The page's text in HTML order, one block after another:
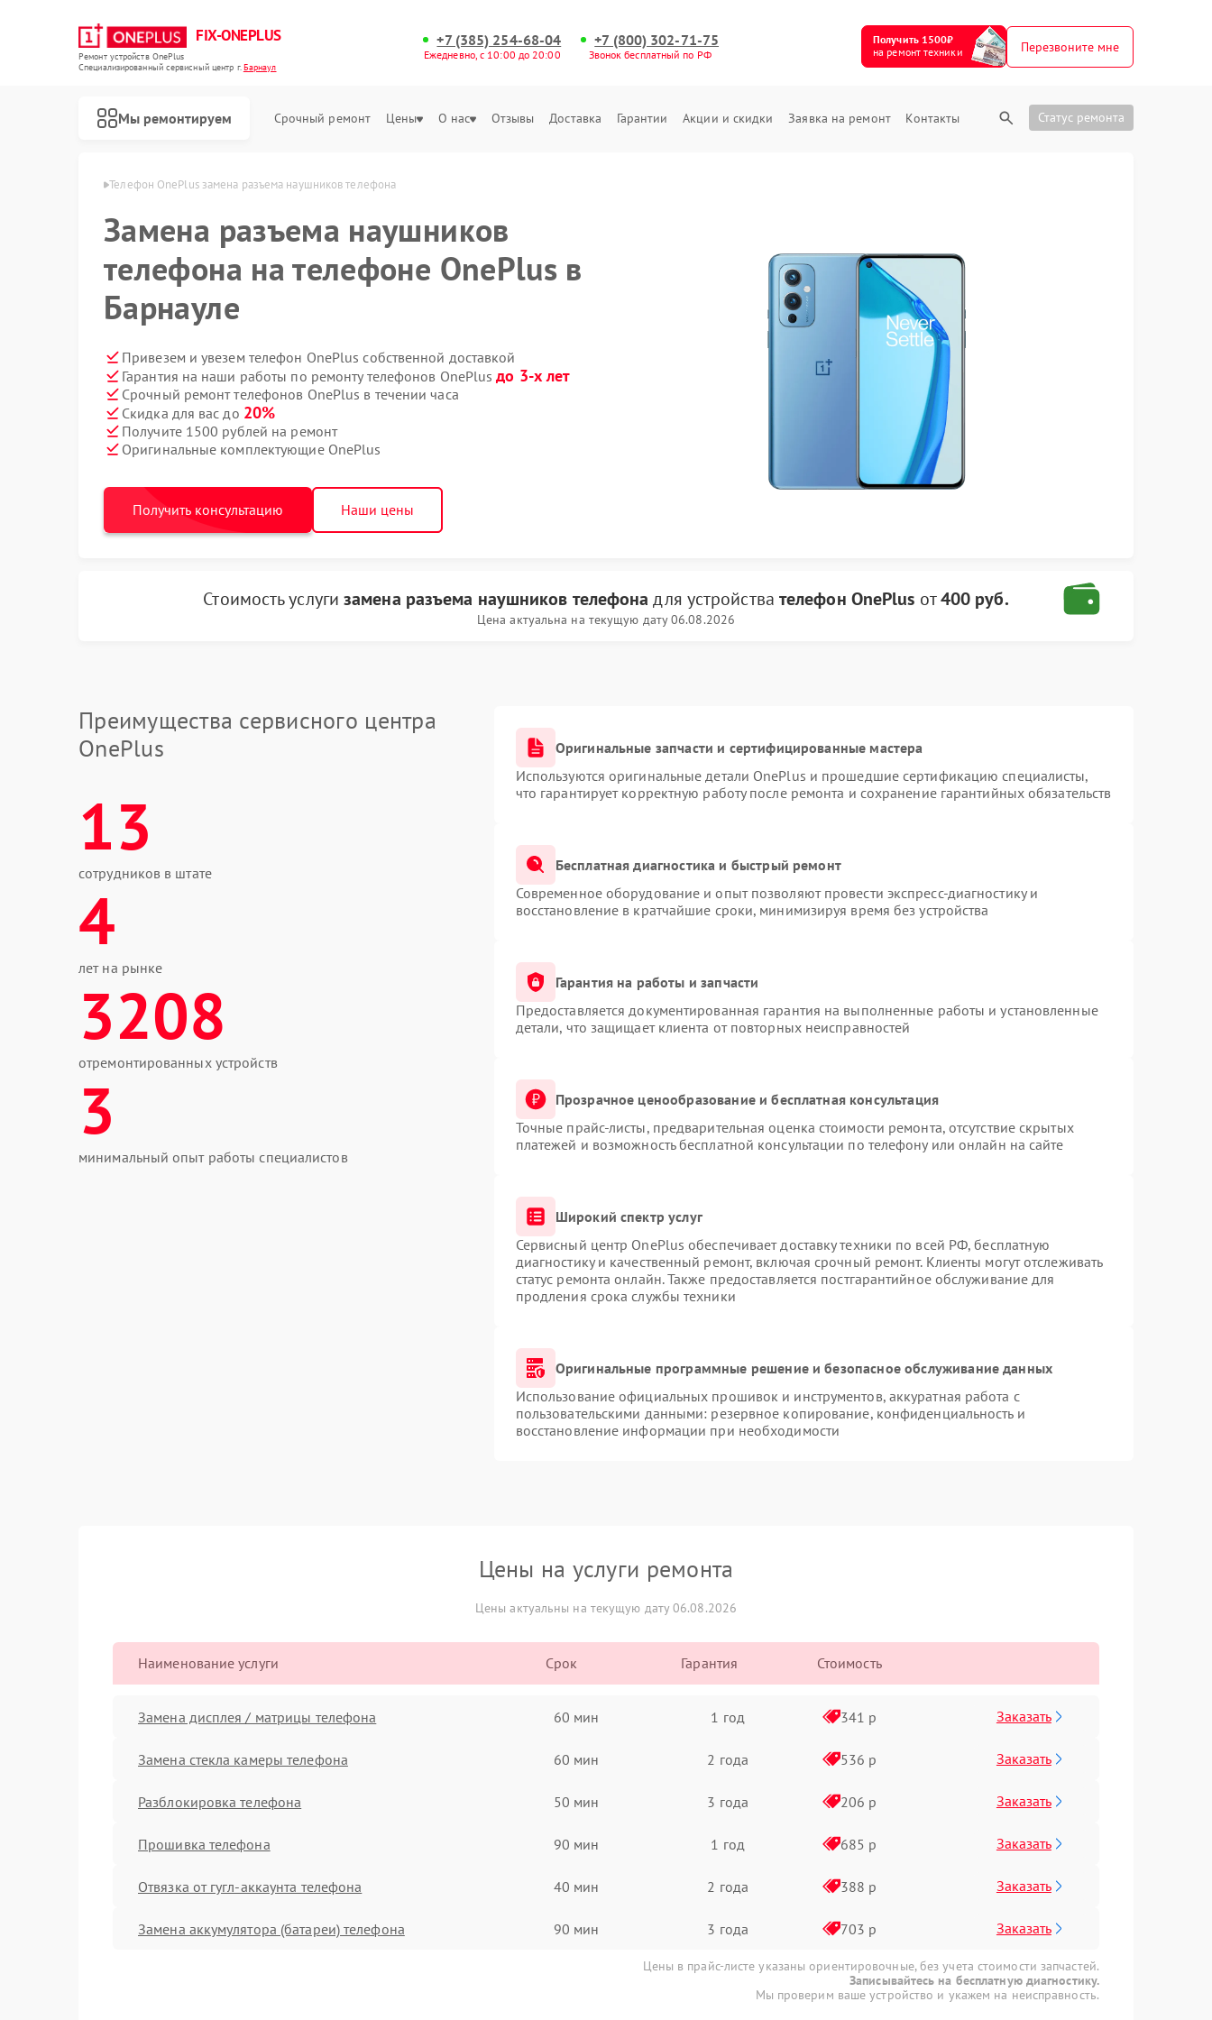
FIX-ONEPLUS
Ремонт устройств OnePlus
Специализированный cервисный центр г.Барнаул
+7 (385) 254-68-04
Ежедневно, с 10:00 до 20:00
+7 (800) 302-71-75
Звонок бесплатный по РФ
Получить 1500₽
на ремонт техники
Перезвоните мне
Мы ремонтируем Срочный ремонт Цены О нас Отзывы Доставка Гарантии Акции и скидки Заявка на ремонт Контакты Статус ремонта
в Барнауле Телефон OnePlus замена разъема наушников телефона
Замена разъема наушников
телефона на телефоне OnePlus в
Барнауле
Привезем и увезем телефон OnePlus собственной доставкой
Гарантия на наши работы по ремонту телефонов OnePlusдо 3-х лет
Срочный ремонт телефонов OnePlus в течении часа
Скидка для вас до 20%
Получите 1500 рублей на ремонт
Оригинальные комплектующие OnePlus
Получить консультацию Наши цены
Стоимость услугизамена разъема наушников телефона для устройства телефон OnePlus от400 руб.
Цена актуальна на текущую дату 06.08.2026
Преимущества сервисного центра
OnePlus
13
сотрудников в штате
4
лет на рынке
3208
отремонтированных устройств
3
минимальный опыт работы специалистов
Оригинальные запчасти и сертифицированные мастера
Используются оригинальные детали OnePlus и прошедшие сертификацию специалисты,
что гарантирует корректную работу после ремонта и сохранение гарантийных обязательств
Бесплатная диагностика и быстрый ремонт
Современное оборудование и опыт позволяют провести экспресс-диагностику и
восстановление в кратчайшие сроки, минимизируя время без устройства
Гарантия на работы и запчасти
Предоставляется документированная гарантия на выполненные работы и установленные
детали, что защищает клиента от повторных неисправностей
Прозрачное ценообразование и бесплатная консультация
Точные прайс-листы, предварительная оценка стоимости ремонта, отсутствие скрытых
платежей и возможность бесплатной консультации по телефону или онлайн на сайте
Широкий спектр услуг
Сервисный центр OnePlus обеспечивает доставку техники по всей РФ, бесплатную
диагностику и качественный ремонт, включая срочный ремонт. Клиенты могут отслеживать
статус ремонта онлайн. Также предоставляется постгарантийное обслуживание для
продления срока службы техники
Оригинальные программные решение и безопасное обслуживание данных
Использование официальных прошивок и инструментов, аккуратная работа с
пользовательскими данными: резервное копирование, конфиденциальность и
восстановление информации при необходимости
Цены на услуги ремонта
Цены актуальны на текущую дату 06.08.2026
Наименование услуги Срок Гарантия Стоимость
Замена дисплея / матрицы телефона 60 мин 1 год 341 р Заказать
Замена стекла камеры телефона 60 мин 2 года 536 р Заказать
Разблокировка телефона 50 мин 3 года 206 р Заказать
Прошивка телефона 90 мин 1 год 685 р Заказать
Отвязка от гугл-аккаунта телефона 40 мин 2 года 388 р Заказать
Замена аккумулятора (батареи) телефона 90 мин 3 года 703 р Заказать
Цены в прайс-листе указаны ориентировочные, без учета стоимости запчастей.
Записывайтесь на бесплатную диагностику.
Мы проверим ваше устройство и укажем на неисправность.